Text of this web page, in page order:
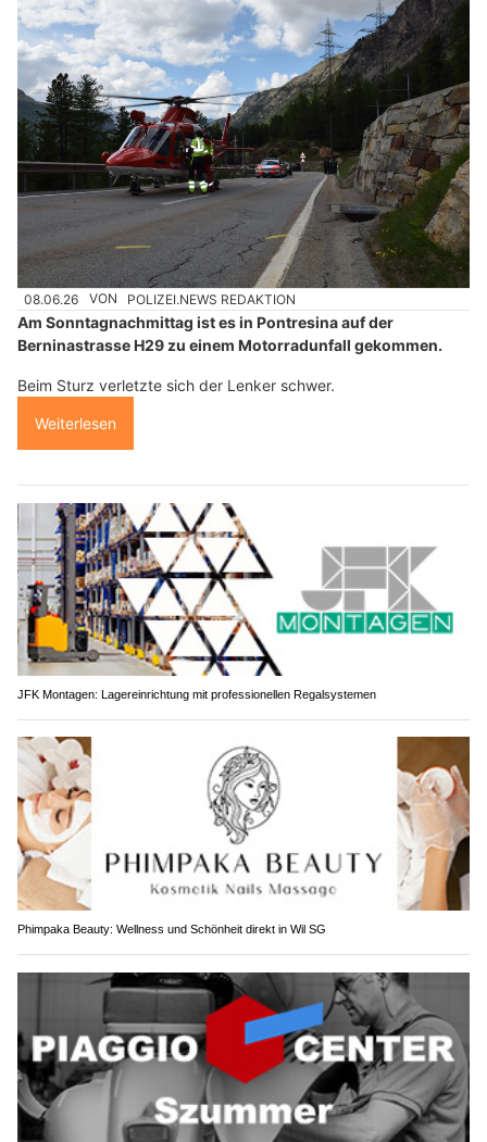
08.06.26 VON POLIZEI.NEWS REDAKTION
Am Sonntagnachmittag ist es in Pontresina auf der
Berninastrasse H29 zu einem Motorradunfall gekommen.
Beim Sturz verletzte sich der Lenker schwer.
Weiterlesen
JFK Montagen: Lagereinrichtung mit professionellen Regalsystemen
Phimpaka Beauty: Wellness und Schönheit direkt in Wil SG